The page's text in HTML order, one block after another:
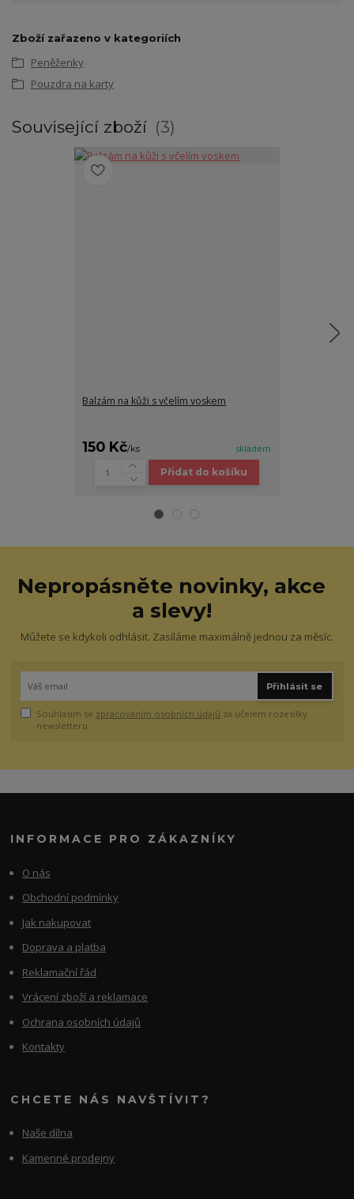
Zboží zařazeno v kategoriích
Peněženky
Pouzdra na karty
Související zboží 3
Balzám na kůži s včelím voskem
150 Kč/ks skladem
Přidat do košíku
Nepropásněte novinky, akce
a slevy!
Můžete se kdykoli odhlásit. Zasíláme maximálně jednou za měsíc.
Přihlásit se
Souhlasím se zpracováním osobních údajů za účelem rozesílky
newsletteru.
INFORMACE PRO ZÁKAZNÍKY
O nás
Obchodní podmínky
Jak nakupovat
Doprava a platba
Reklamační řád
Vrácení zboží a reklamace
Ochrana osobních údajů
Kontakty
CHCETE NÁS NAVŠTÍVIT?
Naše dílna
Kamenné prodejny